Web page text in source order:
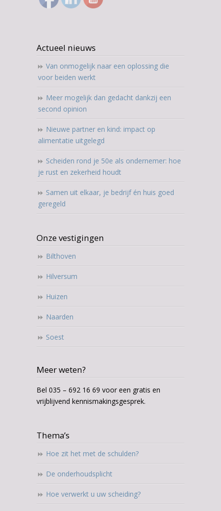
Actueel nieuws
Van onmogelijk naar een oplossing die
voor beiden werkt
Meer mogelijk dan gedacht dankzij een
second opinion
Nieuwe partner en kind: impact op
alimentatie uitgelegd
Scheiden rond je 50e als ondernemer: hoe
je rust en zekerheid houdt
Samen uit elkaar, je bedrijf én huis goed
geregeld
Onze vestigingen
Bilthoven
Hilversum
Huizen
Naarden
Soest
Meer weten?
Bel 035 – 692 16 69 voor een gratis en
vrijblijvend kennismakingsgesprek.
Thema’s
Hoe zit het met de schulden?
De onderhoudsplicht
Hoe verwerkt u uw scheiding?